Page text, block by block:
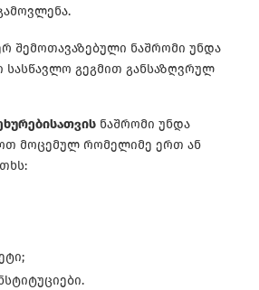
შემოთავაზებული ნაშრომი უნდა
გეგმით განსაზღვრულ
ნაშრომი უნდა
მოცემულ რომელიმე ერთ ან